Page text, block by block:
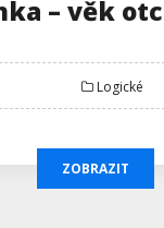
– věk
Logické
ZOBRAZIT